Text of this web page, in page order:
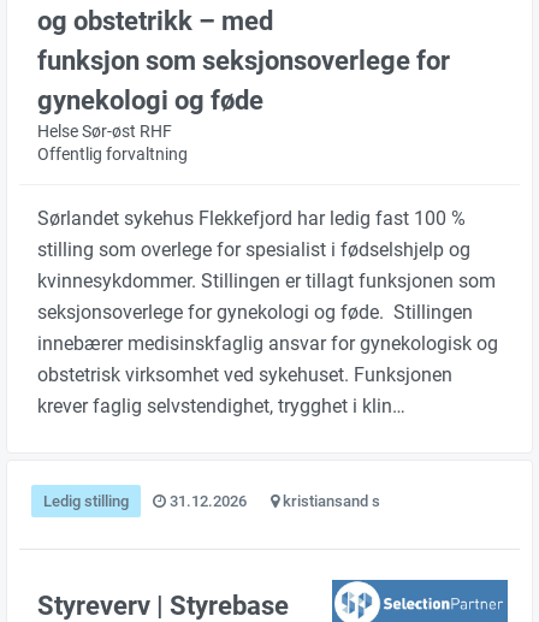
og obstetrikk – med
funksjon som seksjonsoverlege for
gynekologi og føde
Helse Sør-øst RHF
Offentlig forvaltning
Sørlandet sykehus Flekkefjord har ledig fast 100 %
stilling som overlege for spesialist i fødselshjelp og
kvinnesykdommer. Stillingen er tillagt funksjonen som
seksjonsoverlege for gynekologi og føde. Stillingen
innebærer medisinskfaglig ansvar for gynekologisk og
obstetrisk virksomhet ved sykehuset. Funksjonen
krever faglig selvstendighet, trygghet i klin…
Ledig stilling 31.12.2026 kristiansand s
Styreverv | Styrebase